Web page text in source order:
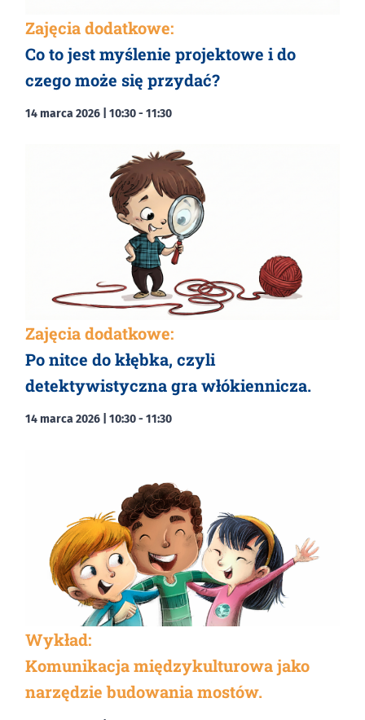
Zajęcia dodatkowe:
Co to jest myślenie projektowe i do
czego może się przydać?
14 marca 2026 | 10:30- 11:30
Zajęcia dodatkowe:
Po nitce do kłębka, czyli
detektywistyczna gra włókiennicza.
14 marca 2026 | 10:30- 11:30
Wykład:
Komunikacja międzykulturowa jako
narzędzie budowania mostów.